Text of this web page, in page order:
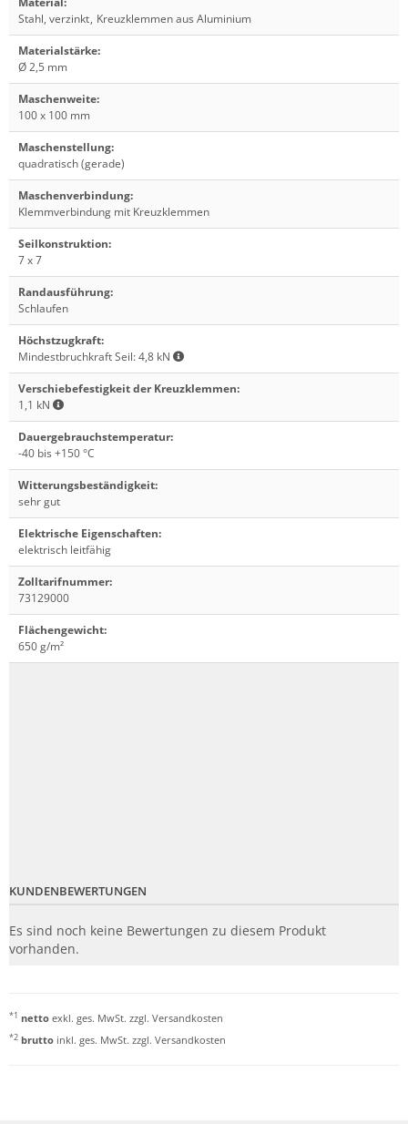
Stahl, verzinkt, Kreuzklemmen aus Aluminium
Materialstärke:
Ø 2,5 mm
Maschenweite:
100 x 100 mm
Maschenstellung:
quadratisch (gerade)
Maschenverbindung:
Klemmverbindung mit Kreuzklemmen
Seilkonstruktion:
7 x 7
Randausführung:
Schlaufen
Höchstzugkraft:
Mindestbruchkraft Seil: 4,8 kN
Verschiebefestigkeit der Kreuzklemmen:
1,1 kN
Dauergebrauchstemperatur:
-40 bis +150 °C
Witterungsbeständigkeit:
sehr gut
Elektrische Eigenschaften:
elektrisch leitfähig
Zolltarifnummer:
73129000
Flächengewicht:
650 g/m²
KUNDENBEWERTUNGEN
Es sind noch keine Bewertungen zu diesem Produkt
vorhanden.
*1 netto exkl. ges. MwSt. zzgl. Versandkosten
*2 brutto inkl. ges. MwSt. zzgl. Versandkosten